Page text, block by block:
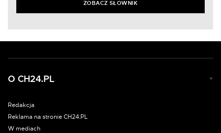
ZOBACZ SŁOWNIK
O CH24.PL
Redakcja
Reklama na stronie CH24.PL
W mediach